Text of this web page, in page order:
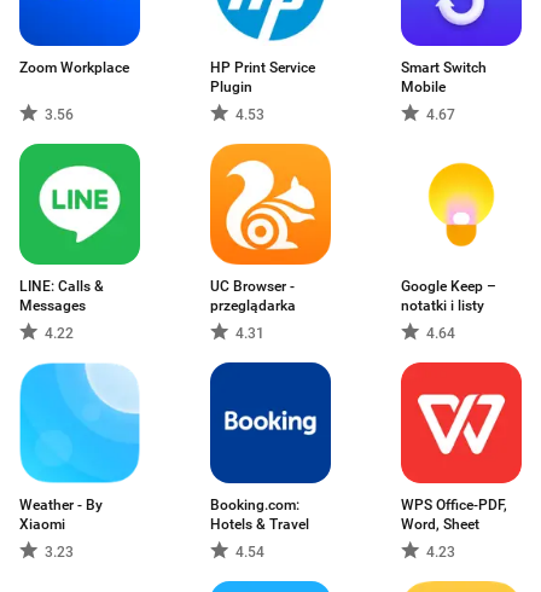
Zoom Workplace
3.56
HP Print Service
Plugin
4.53
Smart Switch
Mobile
4.67
LINE: Calls &
Messages
4.22
UC Browser -
przeglądarka
4.31
Google Keep –
notatki i listy
4.64
Weather - By
Xiaomi
3.23
Booking.com:
Hotels & Travel
4.54
WPS Office-PDF,
Word, Sheet
4.23